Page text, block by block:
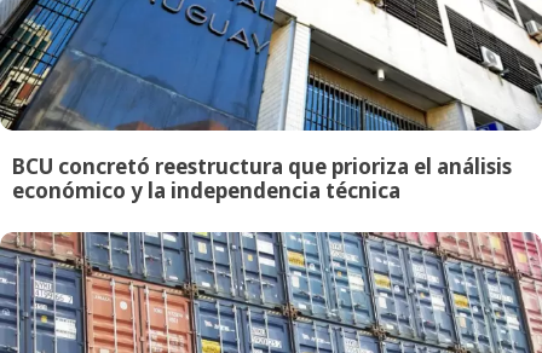
BCU concretó reestructura que prioriza el análisis
económico y la independencia técnica